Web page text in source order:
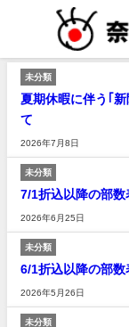
未分類
夏期休暇に伴う｢
て
2026年7月8日
未分類
7/1折込以降の部数
2026年6月25日
未分類
6/1折込以降の部数
2026年5月26日
未分類